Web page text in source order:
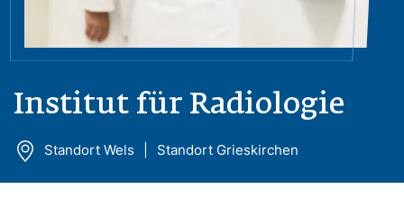
Institut für Radiologie
Standort Wels Standort Grieskirchen